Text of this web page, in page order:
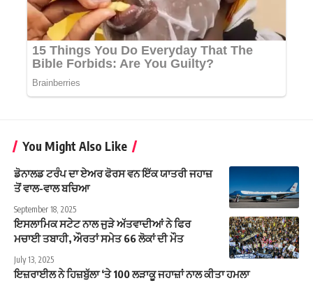
You Might Also Like
ਡੋਨਾਲਡ ਟਰੰਪ ਦਾ ਏਅਰ ਫੋਰਸ ਵਨ ਇੱਕ ਯਾਤਰੀ ਜਹਾਜ਼
ਤੋਂ ਵਾਲ-ਵਾਲ ਬਚਿਆ
September 18, 2025
ਇਸਲਾਮਿਕ ਸਟੇਟ ਨਾਲ ਜੁੜੇ ਅੱਤਵਾਦੀਆਂ ਨੇ ਫਿਰ
ਮਚਾਈ ਤਬਾਹੀ, ਔਰਤਾਂ ਸਮੇਤ 66 ਲੋਕਾਂ ਦੀ ਮੌਤ
July 13, 2025
ਇਜ਼ਰਾਈਲ ਨੇ ਹਿਜ਼ਬੁੱਲਾ ‘ਤੇ 100 ਲੜਾਕੂ ਜਹਾਜ਼ਾਂ ਨਾਲ ਕੀਤਾ ਹਮਲਾ